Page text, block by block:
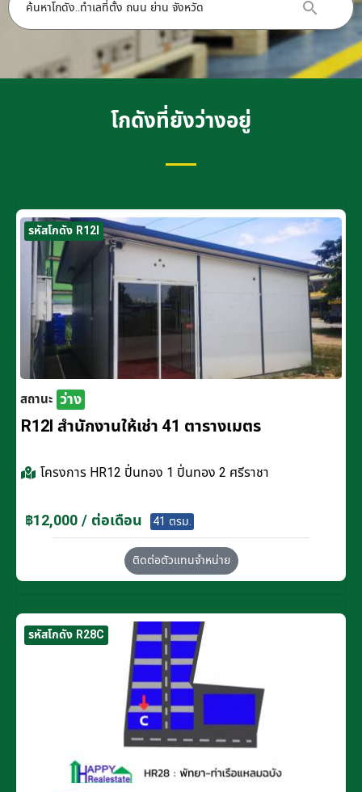
โกดังที่ยังว่างอยู่
รหัสโกดัง R12I
สถานะ ว่าง
R12I สำนักงานให้เช่า 41 ตารางเมตร
โครงการ HR12 ปิ่นทอง 1 ปิ่นทอง 2 ศรีราชา
฿12,000 / ต่อเดือน 41 ตรม.
ติดต่อตัวแทนจำหน่าย
รหัสโกดัง R28C